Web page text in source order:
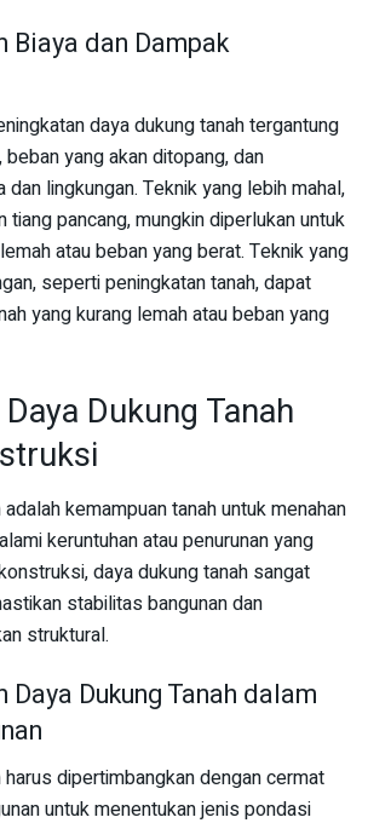
Biaya dan Dampak
daya dukung tanah tergantung
yang akan ditopang, dan
dan lingkungan. Teknik yang lebih mahal,
pancang, mungkin diperlukan untuk
atau beban yang berat. Teknik yang
seperti peningkatan tanah, dapat
yang kurang lemah atau beban yang
Dukung Tanah
kemampuan tanah untuk menahan
keruntuhan atau penurunan yang
daya dukung tanah sangat
stabilitas bangunan dan
struktural.
Dukung Tanah dalam
harus dipertimbangkan dengan cermat
untuk menentukan jenis pondasi